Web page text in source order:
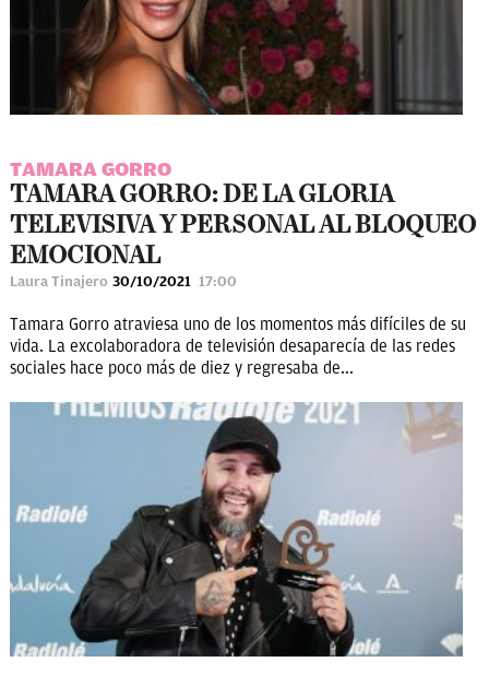
TAMARA GORRO
TAMARA GORRO: DE LA GLORIA
TELEVISIVA Y PERSONAL AL BLOQUEO
EMOCIONAL
Laura Tinajero 30/10/2021 17:00
Tamara Gorro atraviesa uno de los momentos más difíciles de su
vida. La excolaboradora de televisión desaparecía de las redes
sociales hace poco más de diez y regresaba de...